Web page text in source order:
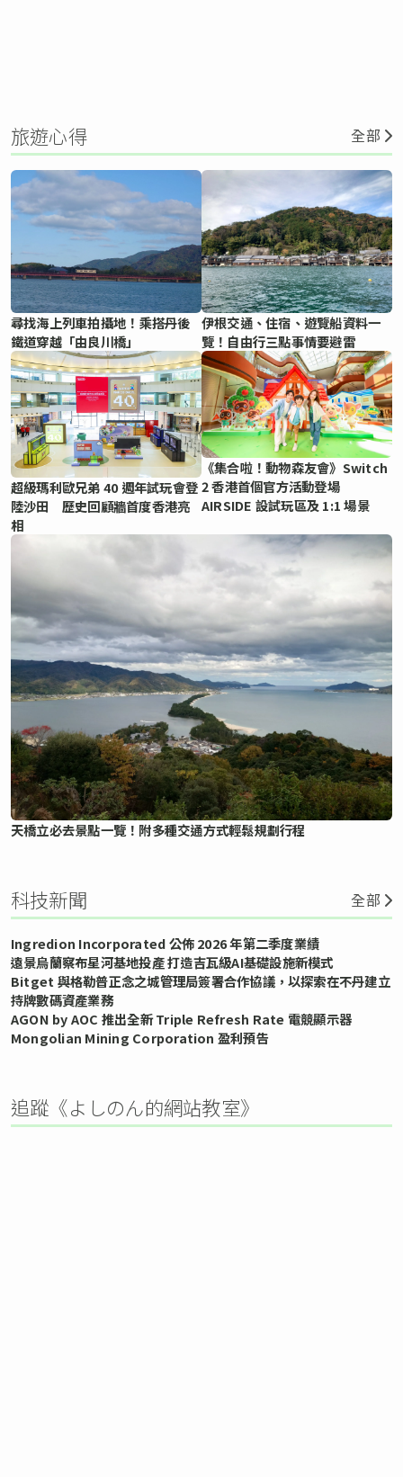
旅遊心得 全部
尋找海上列車拍攝地！乘搭丹後
鐵道穿越「由良川橋」
伊根交通、住宿、遊覽船資料一
覽！自由行三點事情要避雷
超級瑪利歐兄弟 40 週年試玩會登
陸沙田 歷史回顧牆首度香港亮
相
《集合啦！動物森友會》Switch
2 香港首個官方活動登場
AIRSIDE 設試玩區及 1:1 場景
天橋立必去景點一覽！附多種交通方式輕鬆規劃行程
科技新聞 全部
Ingredion Incorporated 公佈 2026 年第二季度業績
遠景烏蘭察布星河基地投產 打造吉瓦級AI基礎設施新模式
Bitget 與格勒普正念之城管理局簽署合作協議，以探索在不丹建立
持牌數碼資產業務
AGON by AOC 推出全新 Triple Refresh Rate 電競顯示器
Mongolian Mining Corporation 盈利預告
追蹤《よしのん的網站教室》